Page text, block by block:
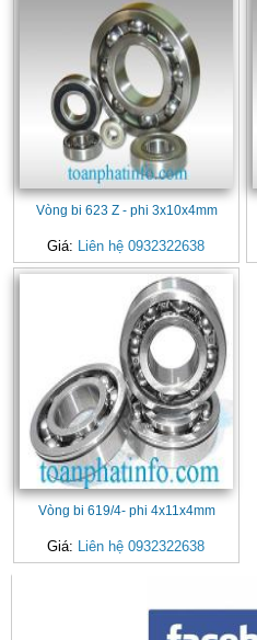
Vòng bi 623 Z - phi 3x10x4mm
Giá: Liên hệ 0932322638
Vòng bi 619/4- phi 4x11x4mm
Giá: Liên hệ 0932322638